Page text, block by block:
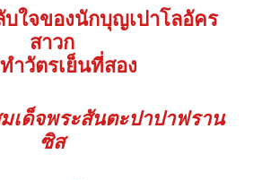
ใจของนักบุญเปาโลอัคร
สาวก
ำวัตรเย็นที่สอง
เด็จพระสันตะปาปาฟราน
ซิส